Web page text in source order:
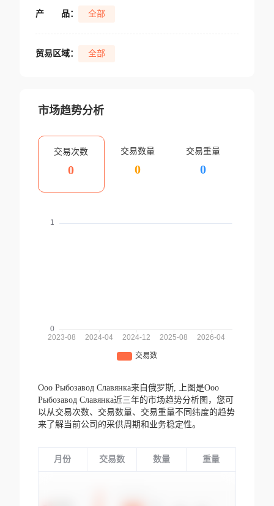
产 品： 全部
贸易区域： 全部
市场趋势分析
交易次数
0
交易数量
0
交易重量
0
Ооо Рыбозавод Славянка来自俄罗斯,
上图是Ооо
Рыбозавод Славянка近三年的市场趋势分析图，您可
以从交易次数、交易数量、交易重量不同纬度的趋势
来了解当前公司的采供周期和业务稳定性。
月份 交易数 数量 重量